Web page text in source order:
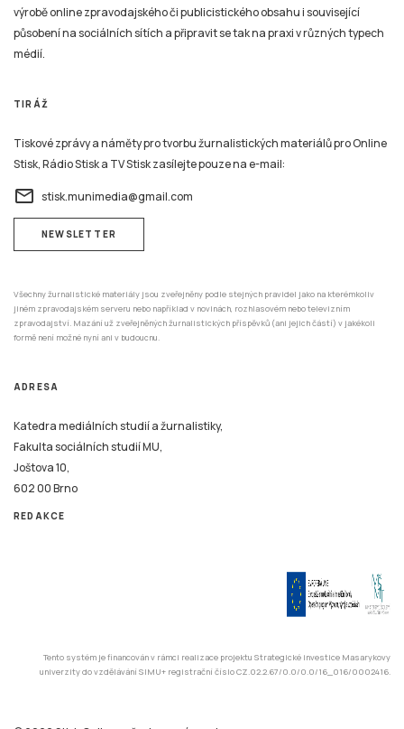
výrobě online zpravodajského či publicistického obsahu i související
působení na sociálních sítích a připravit se tak na praxi v různých typech
médií.
TIRÁŽ
Tiskové zprávy a náměty pro tvorbu žurnalistických materiálů pro Online
Stisk, Rádio Stisk a TV Stisk zasílejte pouze na e-mail:
email stisk.munimedia@gmail.com
NEWSLETTER
Všechny žurnalistické materiály jsou zveřejněny podle stejných pravidel jako na kterémkoliv
jiném zpravodajském serveru nebo například v novinách, rozhlasovém nebo televizním
zpravodajství. Mazání už zveřejněných žurnalistických příspěvků (ani jejich částí) v jakékoli
formě není možné nyní ani v budoucnu.
ADRESA
Katedra mediálních studií a žurnalistiky,
Fakulta sociálních studií MU,
Joštova 10,
602 00 Brno
REDAKCE
Tento systém je financován v rámci realizace projektu Strategické investice Masarykovy
univerzity do vzdělávání SIMU+ registrační číslo CZ.02.2.67/0.0/0.0/16_016/0002416.